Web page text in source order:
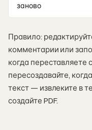
заново
Правило:
комментарии или
когда переставляете
пересоздавайте,
текст — извлеките в
создайте PDF.